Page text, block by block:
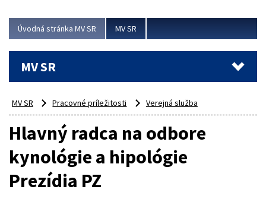
Úvodná stránka MV SR MV SR
MV SR
MV SR Pracovné príležitosti Verejná služba
Hlavný radca na odbore
kynológie a hipológie
Prezídia PZ